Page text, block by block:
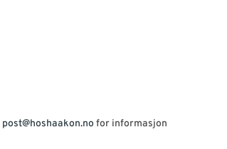
post@hoshaakon.no for informasjon